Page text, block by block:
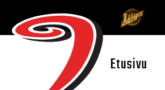
Etusivu